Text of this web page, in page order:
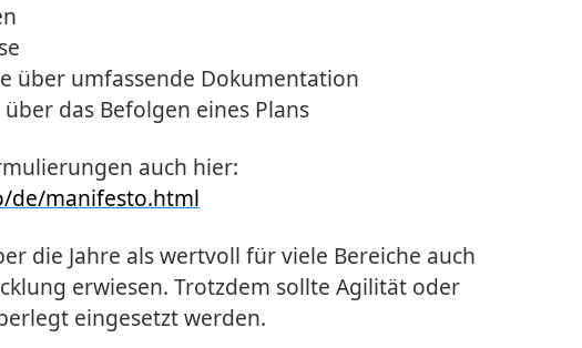
über umfassende Dokumentation
das Befolgen eines Plans
auch hier:
de/manifesto.html
die Jahre als wertvoll für viele Bereiche auch
erwiesen. Trotzdem sollte Agilität oder
eingesetzt werden.